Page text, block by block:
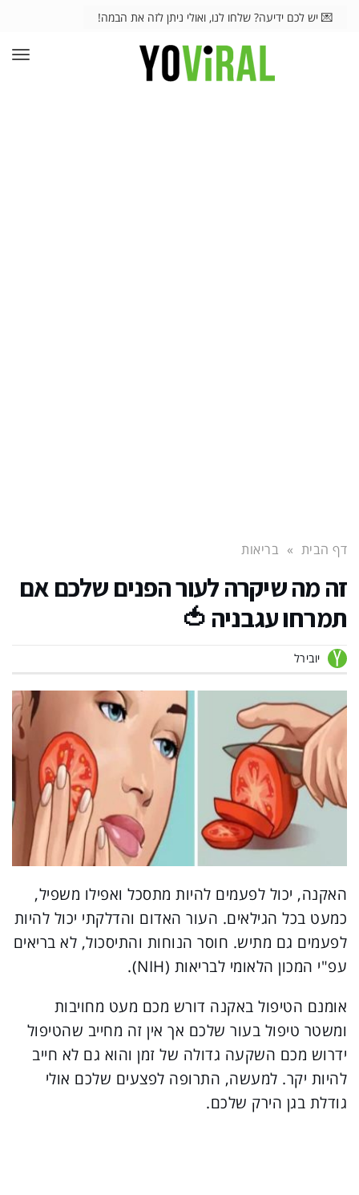
💌 יש לכם ידיעה? שלחו לנו, ואולי ניתן לזה את הבמה!
דף הבית » בריאות
זה מה שיקרה לעור הפנים שלכם אם
תמרחו עגבניה 🍅
יובירל
האקנה, יכול לפעמים להיות מתסכל ואפילו משפיל,
כמעט בכל הגילאים. העור האדום והדלקתי יכול להיות
לפעמים גם מתיש. חוסר הנוחות והתיסכול, לא בריאים
עפ"י המכון הלאומי לבריאות (NIH).
אומנם הטיפול באקנה דורש מכם מעט מחויבות
ומשטר טיפול בעור שלכם אך אין זה מחייב שהטיפול
ידרוש מכם השקעה גדולה של זמן והוא גם לא חייב
להיות יקר. למעשה, התרופה לפצעים שלכם אולי
גודלת בגן הירק שלכם.